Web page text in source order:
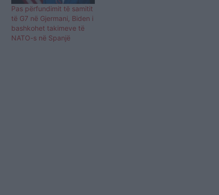
Pas përfundimit të samitit
të G7 në Gjermani, Biden i
bashkohet takimeve të
NATO-s në Spanjë